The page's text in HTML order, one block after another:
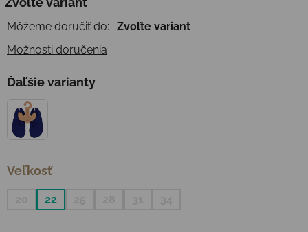
Môžeme doručiť do:
Zvoľte variant
Možnosti doručenia
Ďaľšie varianty
Veľkosť
22